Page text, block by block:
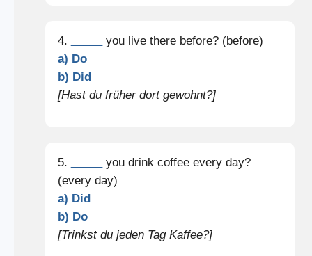
4.
you live there before? (before)
a) Do
b) Did
[Hast du früher dort gewohnt?]
5.
you drink coffee every day?
(every day)
a) Did
b) Do
[Trinkst du jeden Tag Kaffee?]